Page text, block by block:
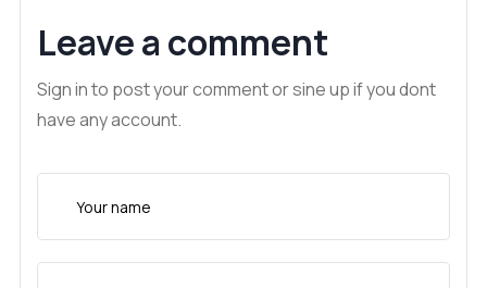
Leave a comment
Sign in to post your comment or sine up if you dont
have any account.